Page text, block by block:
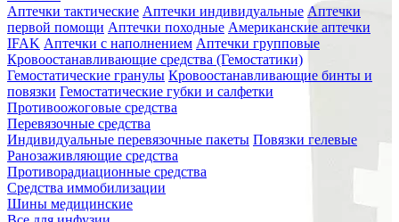
Аптечки тактические Аптечки индивидуальные Аптечки
первой помощи Аптечки походные Американские аптечки
IFAK Аптечки с наполнением Аптечки групповые
Кровоостанавливающие средства (Гемостатики)
Гемостатические гранулы Кровоостанавливающие бинты и
повязки Гемостатические губки и салфетки
Противоожоговые средства
Перевязочные средства
Индивидуальные перевязочные пакеты Повязки гелевые
Ранозаживляющие средства
Противорадиационные средства
Средства иммобилизации
Шины медицинские